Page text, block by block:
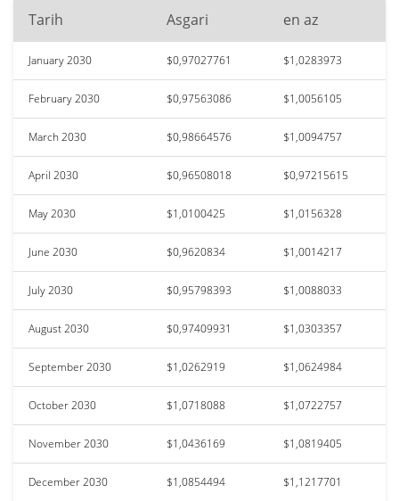
Tarih Asgari en az
January 2030 $0,97027761 $1,0283973
February 2030 $0,97563086 $1,0056105
March 2030 $0,98664576 $1,0094757
April 2030 $0,96508018 $0,97215615
May 2030 $1,0100425 $1,0156328
June 2030 $0,9620834 $1,0014217
July 2030 $0,95798393 $1,0088033
August 2030 $0,97409931 $1,0303357
September 2030 $1,0262919 $1,0624984
October 2030 $1,0718088 $1,0722757
November 2030 $1,0436169 $1,0819405
December 2030 $1,0854494 $1,1217701